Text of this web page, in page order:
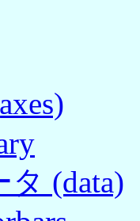
タ (data)